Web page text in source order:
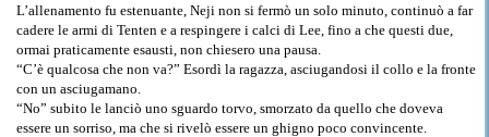
L’allenamento fu estenuante, Neji non si fermò un solo minuto, continuò a far
cadere le armi di Tenten e a respingere i calci di Lee, fino a che questi due,
ormai praticamente esausti, non chiesero una pausa.
“C’è qualcosa che non va?” Esordì la ragazza, asciugandosi il collo e la fronte
con un asciugamano.
“No” subito le lanciò uno sguardo torvo, smorzato da quello che doveva
essere un sorriso, ma che si rivelò essere un ghigno poco convincente.